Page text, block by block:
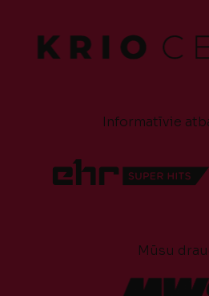
Informatīvie
Mūsu